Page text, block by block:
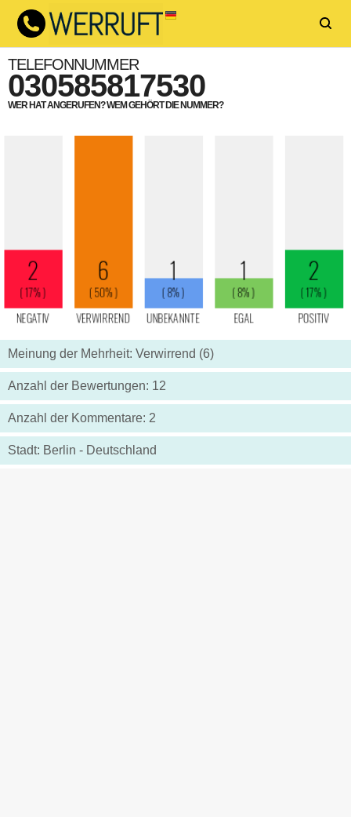
TELEFONNUMMER
030585817530
WER HAT ANGERUFEN? WEM GEHÖRT DIE NUMMER?
Meinung der Mehrheit: Verwirrend (6)
Anzahl der Bewertungen: 12
Anzahl der Kommentare: 2
Stadt: Berlin - Deutschland